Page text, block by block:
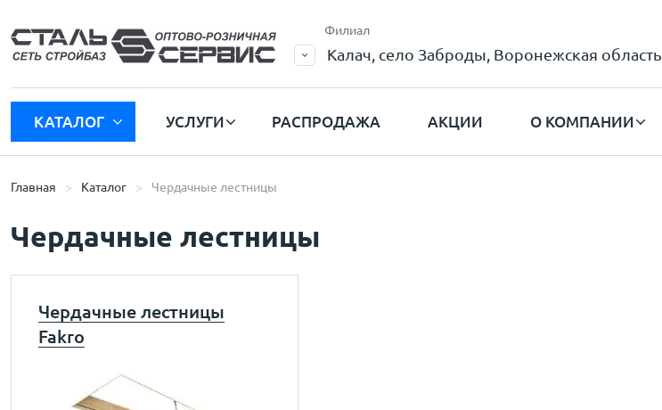
Филиал
Калач, село Заброды, Воронежская область
КАТАЛОГ УСЛУГИ РАСПРОДАЖА АКЦИИ О КОМПАНИИ
Главная Каталог Чердачные лестницы
Чердачные лестницы
Чердачные лестницы
Fakro